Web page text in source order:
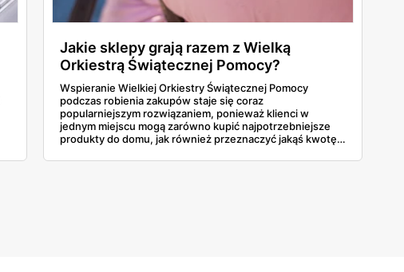
Jakie sklepy grają razem z Wielką
Orkiestrą Świątecznej Pomocy?
Wspieranie Wielkiej Orkiestry Świątecznej Pomocy
podczas robienia zakupów staje się coraz
popularniejszym rozwiązaniem, ponieważ klienci w
jednym miejscu mogą zarówno kupić najpotrzebniejsze
produkty do domu, jak również przeznaczyć jakąś kwotę
WOŚP? Dowiedz się!